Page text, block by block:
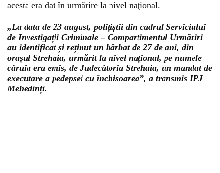
acesta era dat în urmărire la nivel naţional.
„La data de 23 august, polițiștii din cadrul Serviciului
de Investigații Criminale – Compartimentul Urmăriri
au identificat și reținut un bărbat de 27 de ani, din
orașul Strehaia, urmărit la nivel național, pe numele
căruia era emis, de Judecătoria Strehaia, un mandat de
executare a pedepsei cu închisoarea”, a transmis IPJ
Mehedinți.